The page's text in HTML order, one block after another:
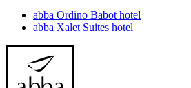
abba Ordino Babot hotel
abba Xalet Suites hotel